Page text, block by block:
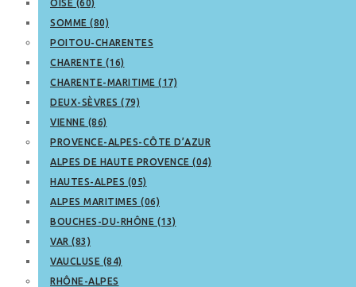
OISE (60)
SOMME (80)
POITOU-CHARENTES
CHARENTE (16)
CHARENTE-MARITIME (17)
DEUX-SÈVRES (79)
VIENNE (86)
PROVENCE-ALPES-CÔTE D’AZUR
ALPES DE HAUTE PROVENCE (04)
HAUTES-ALPES (05)
ALPES MARITIMES (06)
BOUCHES-DU-RHÔNE (13)
VAR (83)
VAUCLUSE (84)
RHÔNE-ALPES